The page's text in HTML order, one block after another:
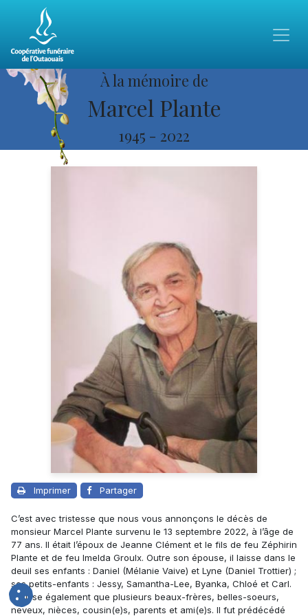
À la mémoire de
Marcel Plante
1945 - 2022
Imprimer Partager
C’est avec tristesse que nous vous annonçons le décès de
monsieur Marcel Plante survenu le 13 septembre 2022, à l’âge de
77 ans. Il était l’époux de Jeanne Clément et le fils de feu Zéphirin
Plante et de feu Imelda Groulx. Outre son épouse, il laisse dans le
deuil ses enfants : Daniel (Mélanie Vaive) et Lyne (Daniel Trottier) ;
ses petits-enfants : Jessy, Samantha-Lee, Byanka, Chloé et Carl.
Il laisse également que plusieurs beaux-frères, belles-soeurs,
neveux, nièces, cousin(e)s, parents et ami(e)s. Il fut prédécédé